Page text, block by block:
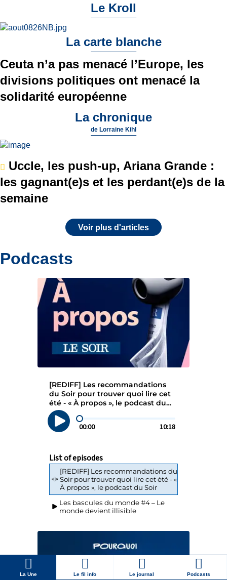
La Une Le fil info Le journal Podcasts
Le Kroll
La carte blanche
Ceuta n’a pas menacé l’Europe, les
divisions politiques ont menacé la
solidarité européenne
La chronique
de Lorraine Kihl
Uccle, les push-up, Ariana Grande :
les gagnant(e)s et les perdant(e)s de la
semaine
Voir plus d'articles
Podcasts